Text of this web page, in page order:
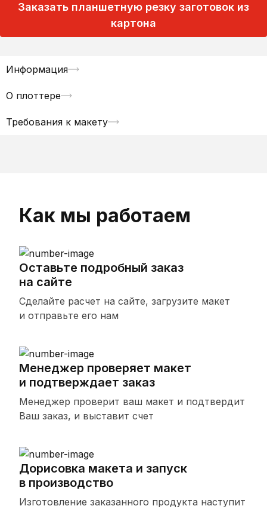
Заказать планшетную резку заготовок из
картона
Информация
О плоттере
Требования к макету
Как мы работаем
Оставьте подробный заказ
на сайте
Сделайте расчет на сайте, загрузите макет
и отправьте его нам
Менеджер проверяет макет
и подтверждает заказ
Менеджер проверит ваш макет и подтвердит
Ваш заказ, и выставит счет
Дорисовка макета и запуск
в производство
Изготовление заказанного продукта наступит